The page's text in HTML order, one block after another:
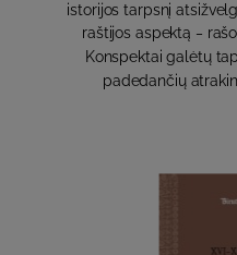
istorijos tarpsnį
raštijos aspektą ‒
Konspektai galėtų
padedančių